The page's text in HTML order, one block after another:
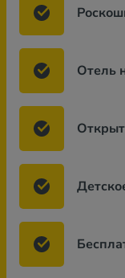
Отель